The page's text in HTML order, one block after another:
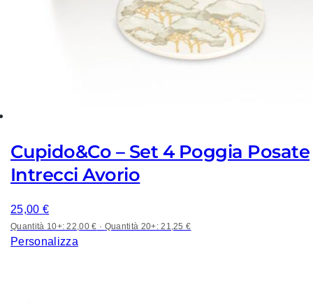
Cupido&Co – Set 4 Poggia Posate
Intrecci Avorio
25,00 €
Quantità 10+: 22,00 € · Quantità 20+: 21,25 €
Personalizza